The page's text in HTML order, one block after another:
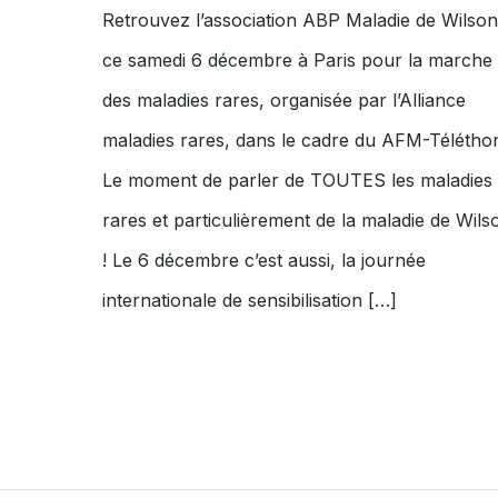
Retrouvez l’association ABP Maladie de Wilson
ce samedi 6 décembre à Paris pour la marche
des maladies rares, organisée par l’Alliance
maladies rares, dans le cadre du AFM-
Le moment de parler de TOUTES les maladies
rares et particulièrement de la maladie de
! Le 6 décembre c’est aussi, la journée
internationale de sensibilisation […]